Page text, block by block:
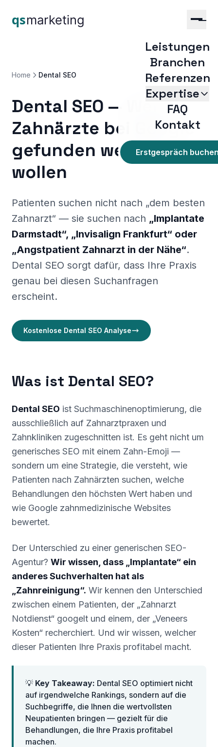
Leistungen
Branchen
Referenzen
Expertise
Google Ads für
Google Ads Plastische
Google-Bewertungen
Medical SEO
SEO für Ärzte
SEO für Zahnärzte
SEO Plastische
Webdesign für
Zahnarzt Marketing
FAQ
Kontakt
Erstgespräch
Home Dental SEO
Dental SEO —
Wenn
Zahnärzte bei Google
gefunden werden
wollen
Patienten suchen nicht nach „dem besten
Zahnarzt“ — sie suchen nach „Implantate
Darmstadt“, „Invisalign Frankfurt“ oder
„Angstpatient Zahnarzt in der Nähe“.
Dental SEO sorgt dafür, dass Ihre Praxis
genau bei diesen Suchanfragen
erscheint.
Kostenlose Dental SEO Analyse
Was ist Dental SEO?
Dental SEO ist Suchmaschinenoptimierung, die
ausschließlich auf Zahnarztpraxen und
Zahnkliniken zugeschnitten ist. Es geht nicht um
generisches SEO mit einem Zahn-Emoji —
sondern um eine Strategie, die versteht, wie
Patienten nach Zahnärzten suchen, welche
Behandlungen den höchsten Wert haben und
wie Google zahnmedizinische Websites
bewertet.
Der Unterschied zu einer generischen SEO-
Agentur? Wir wissen, dass „Implantate“ ein
anderes Suchverhalten hat als
„Zahnreinigung“. Wir kennen den Unterschied
zwischen einem Patienten, der „Zahnarzt
Notdienst“ googelt und einem, der „Veneers
Kosten“ recherchiert. Und wir wissen, welcher
dieser Patienten Ihre Praxis profitabel macht.
💡 Key Takeaway: Dental SEO optimiert nicht
auf irgendwelche Rankings, sondern auf die
Suchbegriffe, die Ihnen die wertvollsten
Neupatienten bringen — gezielt für die
Behandlungen, die Ihre Praxis profitabel
machen.